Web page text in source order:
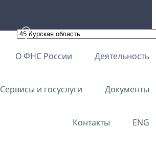
О ФНС России Деятельность
Сервисы и госуслуги Документы
Контакты ENG